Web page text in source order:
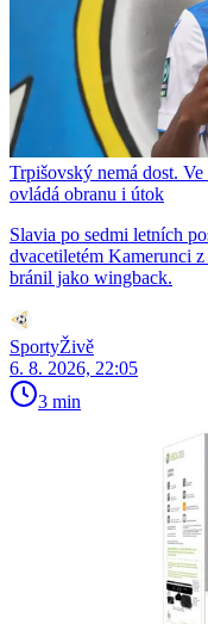
Trpišovský nemá dost.
ovládá obranu i útok
Slavia po sedmi letních
dvacetiletém Kamerunci
bránil jako wingback.
SportyŽivě
6. 8. 2026, 22:05
3 min